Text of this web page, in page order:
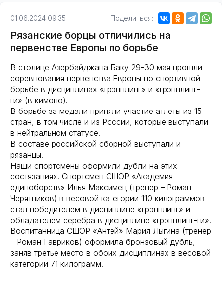
01.06.2024 09:35 Поделиться:
Рязанские борцы отличились на
первенстве Европы по борьбе
В столице Азербайджана Баку 29-30 мая прошли
соревнования первенства Европы по спортивной
борьбе в дисциплинах «грэпплинг» и «грэпплинг-
ги» (в кимоно).
В борьбе за медали приняли участие атлеты из 15
стран, в том числе и из России, которые выступали
в нейтральном статусе.
В составе российской сборной выступали и
рязанцы.
Наши спортсмены оформили дубли на этих
состязаниях. Спортсмен СШОР «Академия
единоборств» Илья Максимец (тренер – Роман
Черятников) в весовой категории 110 килограммов
стал победителем в дисциплине «грэпплинг» и
обладателем серебра в дисциплине «грэпплинг-ги».
Воспитанница СШОР «Антей» Мария Лыгина (тренер
– Роман Гавриков) оформила бронзовый дубль,
заняв третье место в обоих дисциплинах в весовой
категории 71 килограмм.